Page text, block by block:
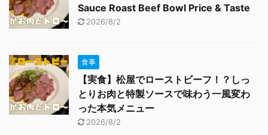
Sauce Roast Beef Bowl Price & Taste
2026/8/2
食事
【実食】松屋でローストビーフ！？しっ
とりお肉と特製ソースで味わう一風変わ
った本気メニュー
2026/8/2